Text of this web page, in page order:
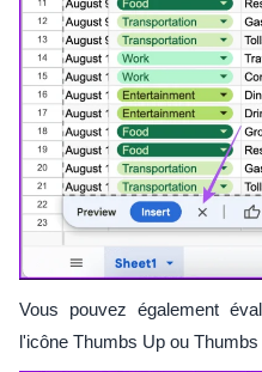
Vous pouvez également
l'icône Thumbs Up ou Thumbs